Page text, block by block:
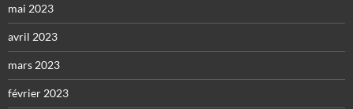
mai 2023
avril 2023
mars 2023
février 2023